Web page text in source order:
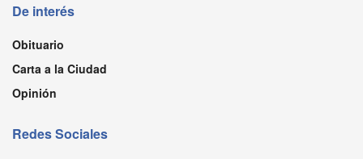
De interés
Obituario
Carta a la Ciudad
Opinión
Redes Sociales